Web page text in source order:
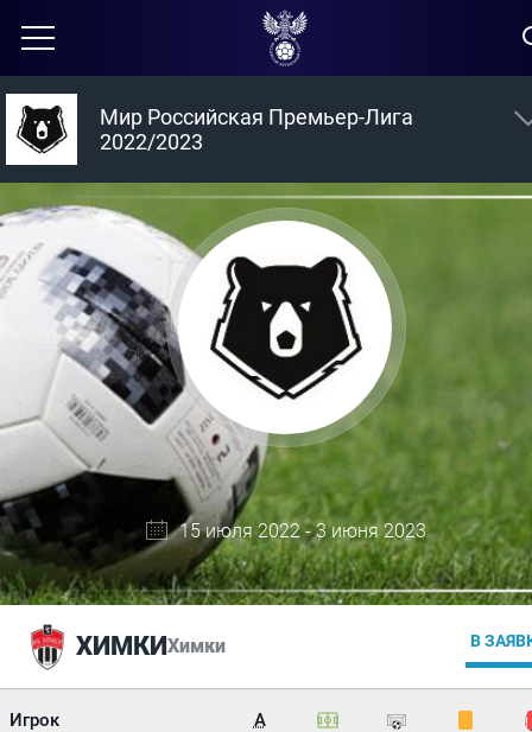
Мир Российская Премьер-Лига
2022/2023
15 июля 2022 - 3 июня 2023
ХИМКИХимки В
Игрок А